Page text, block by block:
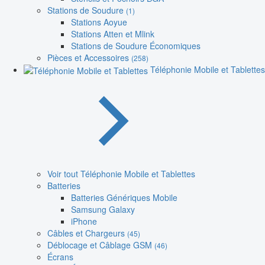
Stations de Soudure (1)
Stations Aoyue
Stations Atten et Mlink
Stations de Soudure Économiques
Pièces et Accessoires (258)
Téléphonie Mobile et Tablettes
Voir tout Téléphonie Mobile et Tablettes
Batteries
Batteries Génériques Mobile
Samsung Galaxy
iPhone
Câbles et Chargeurs (45)
Déblocage et Câblage GSM (46)
Écrans